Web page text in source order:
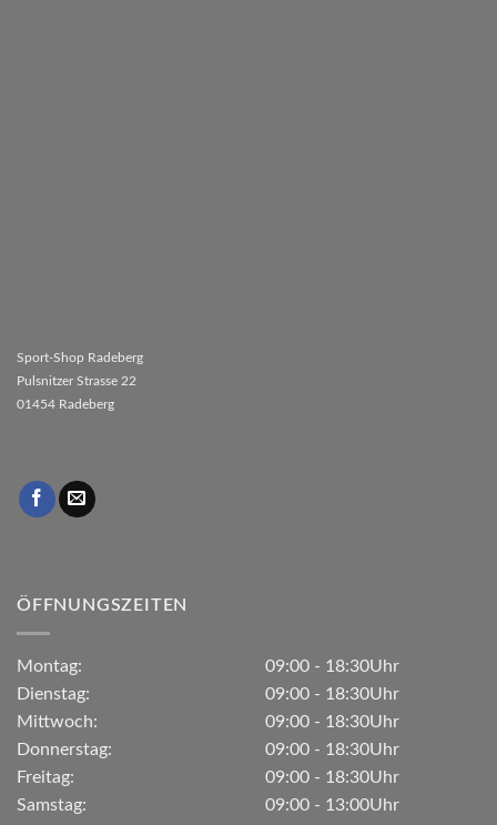
Sport-Shop Radeberg
Pulsnitzer Strasse 22
01454 Radeberg
ÖFFNUNGSZEITEN
Montag:
Dienstag:
Mittwoch:
Donnerstag:
Freitag:
Samstag:
09:00 - 18:30Uhr
09:00 - 18:30Uhr
09:00 - 18:30Uhr
09:00 - 18:30Uhr
09:00 - 18:30Uhr
09:00 - 13:00Uhr